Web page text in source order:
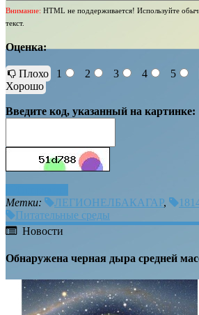
Внимание: HTML не поддерживается! Используйте
текст.
Оценка:
Плохо 1 2 3 4
5
Хорошо
Введите код, указанный на картинке:
Метки:
ЛЕГИОНЕЛБАКАГАР,
Питательные среды
Новости
Обнаружена черная дыра средней